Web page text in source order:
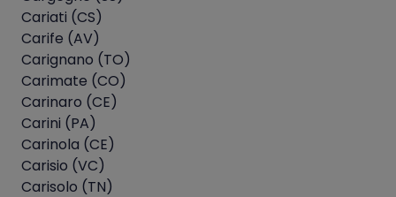
Cariati (CS)
Carife (AV)
Carignano (TO)
Carimate (CO)
Carinaro (CE)
Carini (PA)
Carinola (CE)
Carisio (VC)
Carisolo (TN)